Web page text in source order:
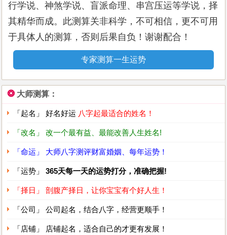
八字命盘图解
下列是你的八字命盘。日干 丙 代表自己，你是
年 (祖先) 月 (父母) 日 (自己) 时 (子孙)
阴
木
木
火
绿
蛇
绿
鸡
红
马
牛
八字命盘从阴阳干支三合历取得。上排是天干，由五行「金水
行学说、神煞学说、盲派命理、串宫压运等学说，择
其精华而成。此测算关非科学，不可相信，更不可用
于具体人的测算，否则后果自负！谢谢配合！
专家测算一生运势
❂ 大师测算：
「起名」 好名好运 八字起最适合的姓名！
「改名」 改一个最有益、最能改善人生姓名!
「命运」 大师八字测评财富婚姻、每年运势！
「运势」 365天每一天的运势打分，准确把握!
「择日」 剖腹产择日，让你宝宝有个好人生！
「公司」 公司起名，结合八字，经营更顺手！
「店铺」 店铺起名，适合自己的才更有发展！